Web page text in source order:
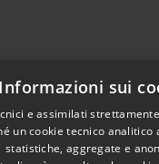
Informazioni sui
e assimilati
un cookie tecnico
statistiche, aggregate e